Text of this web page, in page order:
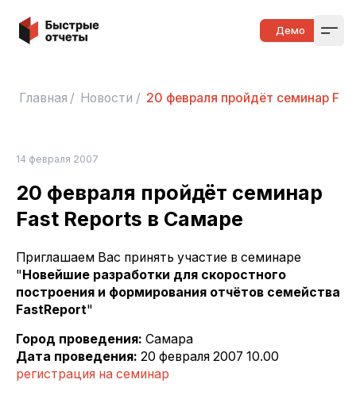
Быстрые отчеты Демо
Главная / Новости / 20 февраля пройдёт семинар
14 февраля 2007
20 февраля пройдёт семинар
Fast Reports в Самаре
Приглашаем Вас принять участие в семинаре
"Новейшие разработки для скоростного
построения и формирования отчётов семейства
FastReport"
Город проведения: Самара
Дата проведения: 20 февраля 2007 10.00
регистрация на семинар